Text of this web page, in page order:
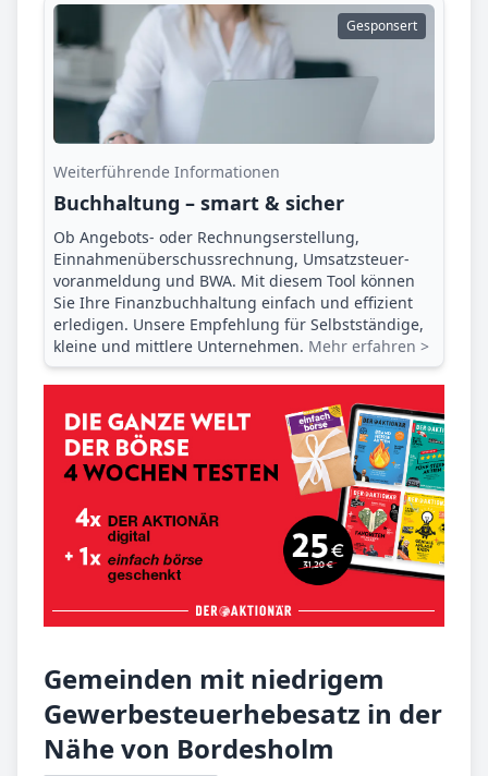
Gesponsert
Weiterführende Informationen
Buchhaltung – smart & sicher
Ob Angebots- oder Rechnungserstellung,
Einnahmenüberschuss­rechnung, Umsatzsteuer­
voranmeldung und BWA. Mit diesem Tool können
Sie Ihre Finanz­buchhaltung einfach und effizient
erledigen. Unsere Empfehlung für Selbstständige,
kleine und mittlere Unternehmen. Mehr erfahren >
Gemeinden mit niedrigem
Gewerbesteuerhebesatz in der
Nähe von Bordesholm